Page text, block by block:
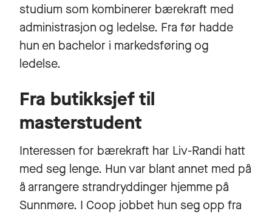
studium som kombinerer bærekraft med
administrasjon og ledelse. Fra før hadde
hun en bachelor i markedsføring og
ledelse.
Fra butikksjef til
masterstudent
Interessen for bærekraft har Liv-Randi hatt
med seg lenge. Hun var blant annet med på
å arrangere strandryddinger hjemme på
Sunnmøre. I Coop jobbet hun seg opp fra